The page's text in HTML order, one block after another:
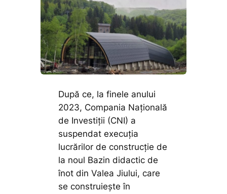
După ce, la finele anului
2023, Compania Națională
de Investiții (CNI) a
suspendat execuția
lucrărilor de construcție de
la noul Bazin didactic de
înot din Valea Jiului, care
se construiește în